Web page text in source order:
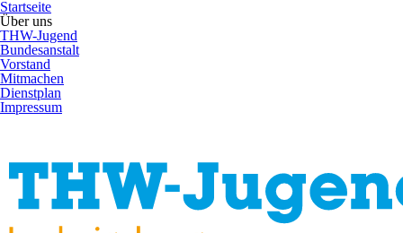
Startseite
Über uns
THW-Jugend
Bundesanstalt
Vorstand
Mitmachen
Dienstplan
Impressum